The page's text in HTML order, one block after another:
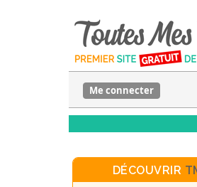
Me connecter
DÉCOUVRIR